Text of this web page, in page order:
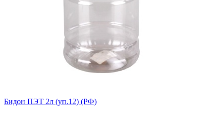
Бидон ПЭТ 2л (уп.12) (РФ)